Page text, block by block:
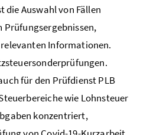
die Auswahl von Fällen
Prüfungsergebnissen,
Informationen.
für den Prüfdienst PLB
wie Lohnsteuer
konzentriert,